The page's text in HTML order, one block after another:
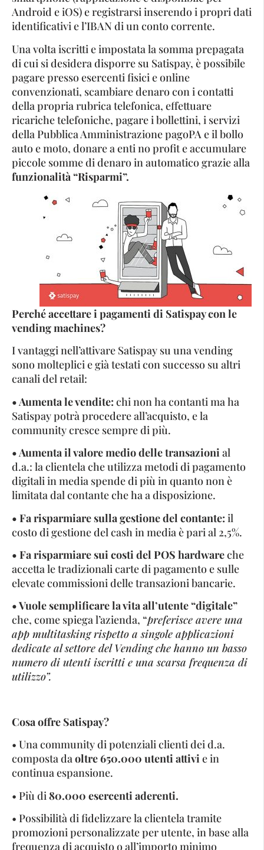
Android e iOS) e registrarsi inserendo i propri dati
identificativi e l’IBAN di un conto corrente.
Una volta iscritti e impostata la somma prepagata
di cui si desidera disporre su Satispay, è possibile
pagare presso esercenti fisici e online
convenzionati, scambiare denaro con i contatti
della propria rubrica telefonica, effettuare
ricariche telefoniche, pagare i bollettini, i servizi
della Pubblica Amministrazione pagoPA e il bollo
auto e moto, donare a enti no profit e accumulare
piccole somme di denaro in automatico grazie alla
funzionalità “Risparmi”.
Perché accettare i pagamenti di Satispay con le
vending machines?
I vantaggi nell’attivare Satispay su una vending
sono molteplici e già testati con successo su altri
canali del retail:
• Aumenta le vendite: chi non ha contanti ma ha
Satispay potrà procedere all’acquisto, e la
community cresce sempre di più.
• Aumenta il valore medio delle transazionial
d.a.: la clientela che utilizza metodi di pagamento
digitali in media spende di più in quanto non è
limitata dal contante che ha a disposizione.
• Fa risparmiare sulla gestione del contante: il
costo di gestione del cash in media è pari al 2,5%.
• Fa risparmiare sui costi del POS hardwareche
accetta le tradizionali carte di pagamento e sulle
elevate commissioni delle transazioni bancarie.
• Vuole semplificare la vita all’utente “digitale”
che, come spiega l’azienda, “preferisce avere una
app multitasking rispetto a singole applicazioni
dedicate al settore del Vending che hanno un basso
numero di utenti iscritti e una scarsa frequenza di
utilizzo”.
Cosa offre Satispay?
• Una community di potenziali clienti dei d.a.
composta daoltre 650.000 utenti attivie in
continua espansione.
• Più di80.000 esercenti aderenti.
• Possibilità di fidelizzare la clientela tramite
promozioni personalizzate per utente, in base alla
frequenza di acquisto o all’importo minimo